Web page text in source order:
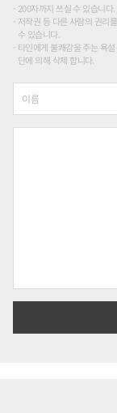
200자까지 쓰실 수 있습니
저작권 등 다른 사람의 권리
수 있습니다.
타인에게 불쾌감을 주는 욕
단에 의해 삭제 합니다.